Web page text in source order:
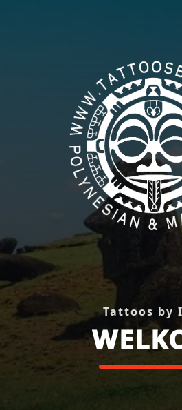
Polynesian style
Māori style
Contact
Tattoos by